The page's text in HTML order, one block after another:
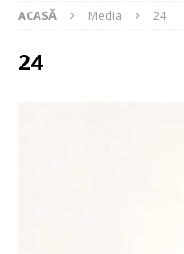
ACASĂ Media 24
24